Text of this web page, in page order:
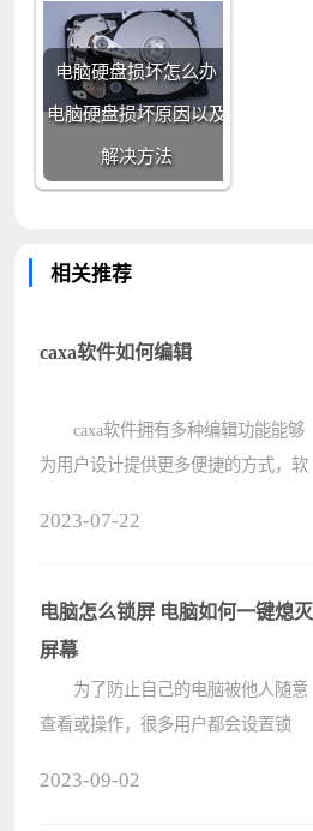
电脑硬盘损坏怎么办
电脑硬盘损坏原因以及
解决方法
相关推荐
caxa软件如何编辑
caxa软件拥有多种编辑功能能够
为用户设计提供更多便捷的方式，软
1、caxa的工具栏分别在最左
侧????
2023-07-22
电脑怎么锁屏 电脑如何一键熄灭
屏幕
为了防止自己的电脑被他人随意
查看或操作，很多用户都会设置锁
2023-09-02